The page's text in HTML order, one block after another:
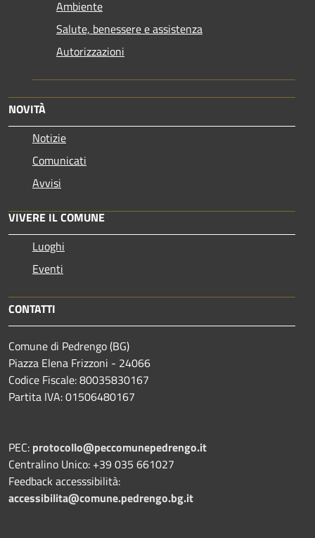
Ambiente
Salute, benessere e assistenza
Autorizzazioni
NOVITÀ
Notizie
Comunicati
Avvisi
VIVERE IL COMUNE
Luoghi
Eventi
CONTATTI
Comune di Pedrengo (BG)
Piazza Elena Frizzoni - 24066
Codice Fiscale: 80035830167
Partita IVA: 01506480167
PEC: protocollo@peccomunepedrengo.it
Centralino Unico: +39 035 661027
Feedback accesssibilità:
accessibilita@comune.pedrengo.bg.it